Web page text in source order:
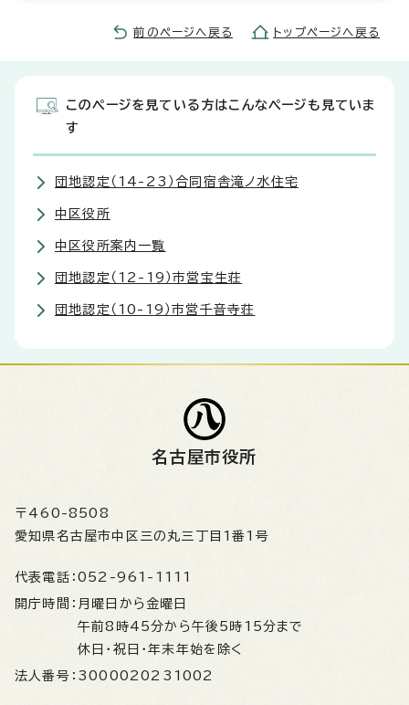
前のページへ戻る トップページへ戻る
このページを見ている方はこんなページも見ていま
す
団地認定（14-23）合同宿舎滝ノ水住宅
中区役所
中区役所案内一覧
団地認定（12-19）市営宝生荘
団地認定（10-19）市営千音寺荘
名古屋市役所
〒460-8508
愛知県名古屋市中区三の丸三丁目1番1号
代表電話： 052-961-1111
開庁時間： 月曜日から金曜日
午前8時45分から午後5時15分まで
休日・祝日・年末年始を除く
法人番号： 3000020231002